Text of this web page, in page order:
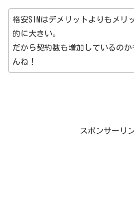
格安SIMはデメリットよりもメリ
的に大きい。
だから契約数も増加しているのか
んね！
スポンサーリ